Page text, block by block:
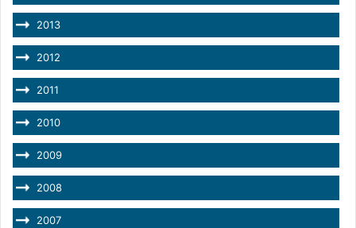
2013
2012
2011
2010
2009
2008
2007